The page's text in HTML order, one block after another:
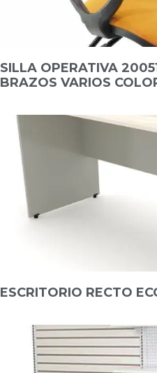
SILLA OPERATIVA
BRAZOS VARIOS
ESCRITORIO RECTO